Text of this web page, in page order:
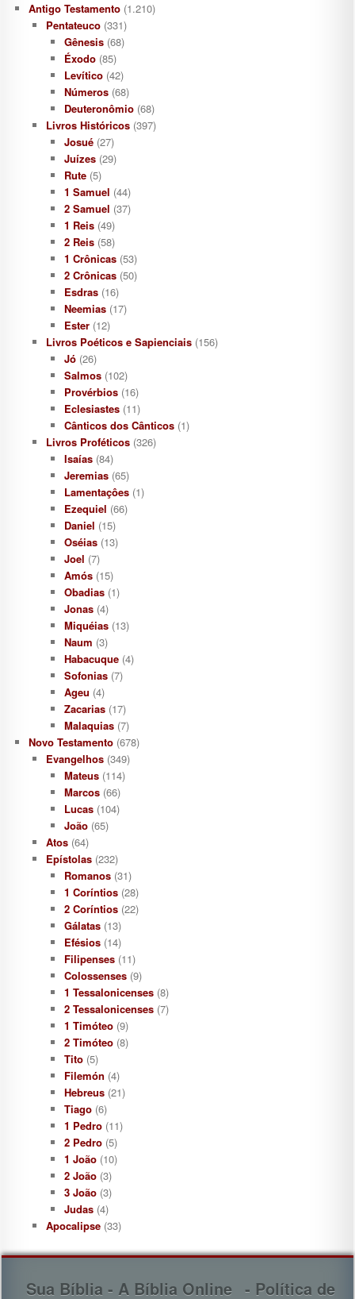
Antigo Testamento(1.210)
Pentateuco (331)
Gênesis(68)
Éxodo(85)
Levítico(42)
Números(68)
Deuteronômio(68)
Livros Históricos (397)
Josué(27)
Juízes(29)
Rute(5)
1 Samuel (44)
2 Samuel (37)
1 Reis(49)
2 Reis(58)
1 Crônicas(53)
2 Crônicas(50)
Esdras(16)
Neemias(17)
Ester(12)
Livros Poéticos e Sapienciais (156)
Jó(26)
Salmos(102)
Provérbios(16)
Eclesiastes(11)
Cânticos dos Cânticos(1)
Livros Proféticos (326)
Isaías(84)
Jeremias(65)
Lamentaçôes(1)
Ezequiel (66)
Daniel (15)
Oséias(13)
Joel (7)
Amós(15)
Obadias(1)
Jonas(4)
Miquéias(13)
Naum (3)
Habacuque(4)
Sofonias(7)
Ageu (4)
Zacarias(17)
Malaquias(7)
Novo Testamento(678)
Evangelhos (349)
Mateus(114)
Marcos(66)
Lucas(104)
João(65)
Atos (64)
Epístolas (232)
Romanos(31)
1 Coríntios(28)
2 Coríntios(22)
Gálatas(13)
Efésios(14)
Filipenses(11)
Colossenses(9)
1 Tessalonicenses(8)
2 Tessalonicenses(7)
1 Timóteo(9)
2 Timóteo(8)
Tito(5)
Filemón (4)
Hebreus(21)
Tiago(6)
1 Pedro(11)
2 Pedro(5)
1 João(10)
2 João(3)
3 João(3)
Judas(4)
Apocalipse (33)
Sua Bíblia - A Bíblia Online - Política de